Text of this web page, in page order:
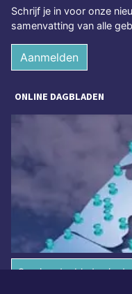
Schrijf je in voor onze
samenvatting van alle
Aanmelden
ONLINE DAGBLADEN
Overige dagbladen in